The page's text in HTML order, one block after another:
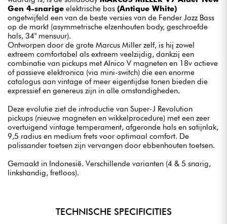
Gen 4-snarige elektrische bas (Antique White)
ongetwijfeld een van de beste versies van de Fender Jazz Bass
op de markt (asymmetrische elzenhouten body, geschroefde
hals, 34" mensuur).
Ontworpen door de grote Marcus Miller zelf, is hij zowel
extreem comfortabel als extreem veelzijdig, dankzij een
combinatie van pickups met Alnico V magneten en 18v actieve
of passieve elektronica (via mini-switch) die een enorme
catalogus aan vintage of meer eigentijdse tonen bieden die
expressief en genereus zijn in alle omstandigheden.
Deze evolutie ziet de introductie van Super-J Revolution
pickups (nieuwe magneten en wikkelprocedure) met een zeer
overtuigend vintage temperament, afgeronde hals en satijnlak,
9,5 radius en medium frets voor optimaal comfort. De
palissander toetsen zijn vervangen door ebbenhouten toetsen.
Gemaakt in Indonesië. Verschillende varianten (4 & 5 snarig,
linkshandig, fretloos).
TECHNISCHE SPECIFICITIES